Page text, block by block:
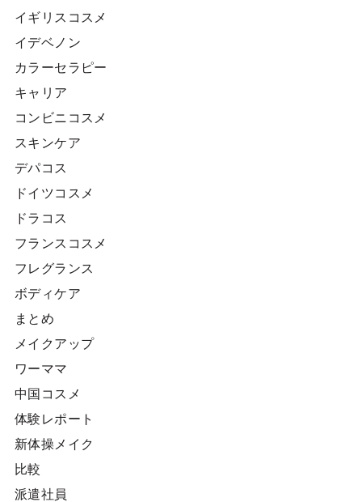
イギリスコスメ
イデベノン
カラーセラピー
キャリア
コンビニコスメ
スキンケア
デパコス
ドイツコスメ
ドラコス
フランスコスメ
フレグランス
ボディケア
まとめ
メイクアップ
ワーママ
中国コスメ
体験レポート
新体操メイク
比較
派遣社員